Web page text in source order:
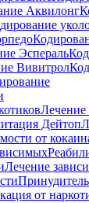
Аквилонг
Эспераль
Вивитрол
Лечение
Дейтоп
от
Лечение
от